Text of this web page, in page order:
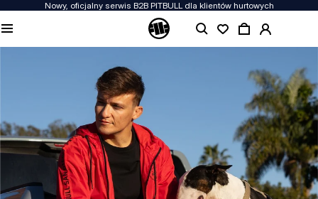
Nowy, oficjalny serwis B2B PITBULL dla klientów hurtowych